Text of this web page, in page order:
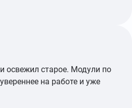
освежил старое. Модули по
на работе и уже